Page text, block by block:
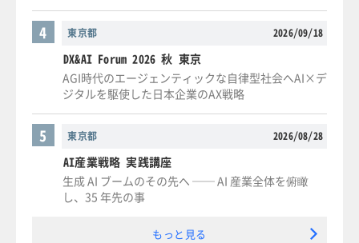
東京都 2026/09/18
4
DX&AI Forum 2026 秋 東京
AGI時代のエージェンティックな自律型社会へAI×デ
ジタルを駆使した日本企業のAX戦略
東京都 2026/08/28
5
AI産業戦略 実践講座
生成 AI ブームのその先へ ── AI 産業全体を俯瞰
し、35 年先の事
もっと見る